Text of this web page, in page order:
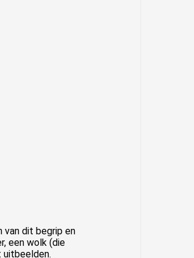
dit begrip en
een wolk (die
uitbeelden.